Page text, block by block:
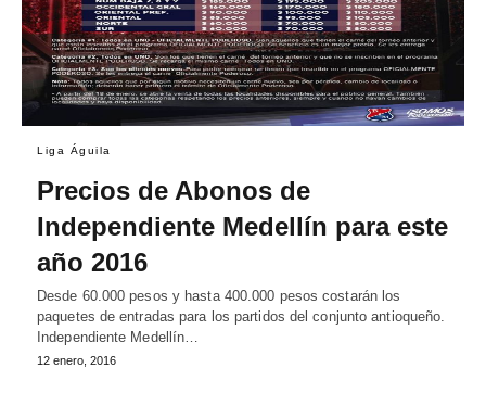
Liga Águila
Precios de Abonos de
Independiente Medellín para este
año 2016
Desde 60.000 pesos y hasta 400.000 pesos costarán los
paquetes de entradas para los partidos del conjunto antioqueño.
Independiente Medellín…
12 enero, 2016